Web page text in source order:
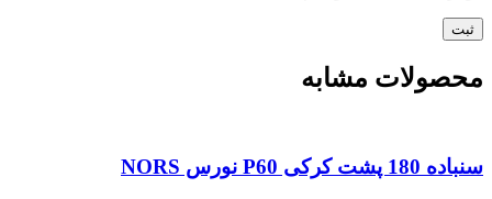
محصولات مشابه
سنباده 180 پشت کرکی P60 نورس NORS